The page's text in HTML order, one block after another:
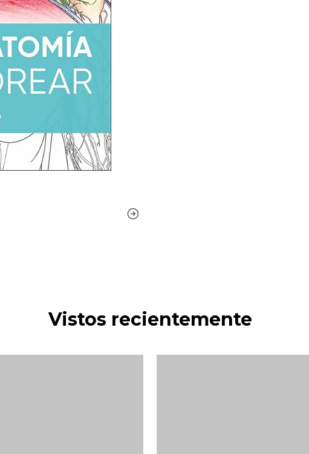
Vistos recientemente